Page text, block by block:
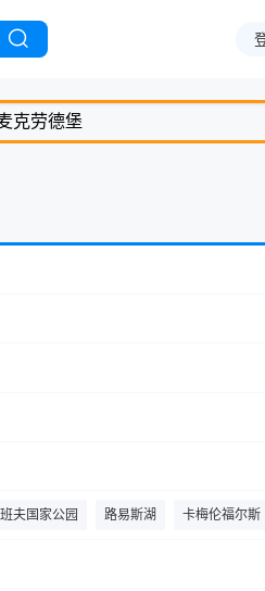
班夫国家公园 路易斯湖 卡梅伦福尔斯